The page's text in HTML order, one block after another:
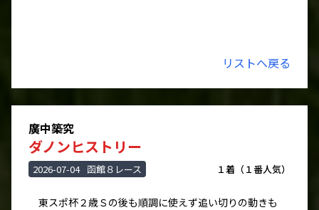
リストへ戻る
廣中築究
ダノンヒストリー
2026-07-04 函館８レース １着（１番人気）
東スポ杯２歳Ｓの後も順調に使えず追い切りの動きも